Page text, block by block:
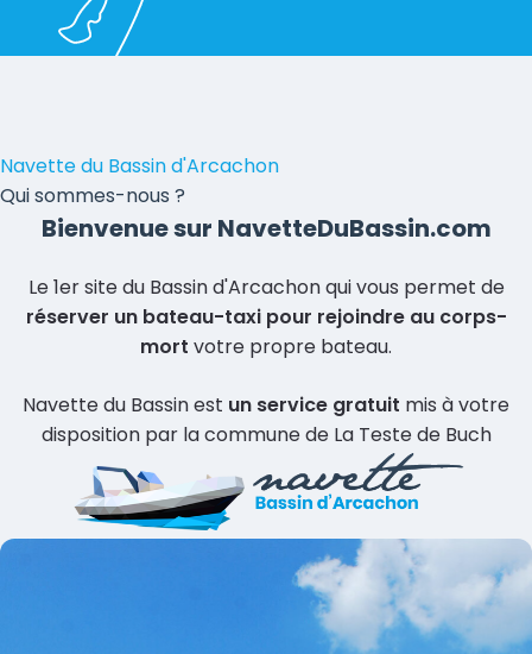
Navette du Bassin d'Arcachon
Qui sommes-nous ?
Bienvenue sur NavetteDuBassin.com
Le 1er site du Bassin d'Arcachon qui vous permet de
réserver un bateau-taxi pour rejoindre au corps-
mort votre propre bateau.
Navette du Bassin est un service gratuit mis à votre
disposition par la commune de La Teste de Buch